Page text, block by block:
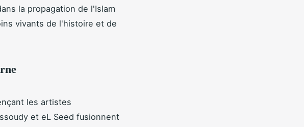
la propagation de l'Islam
vivants de l'histoire et de
les artistes
et eL Seed fusionnent